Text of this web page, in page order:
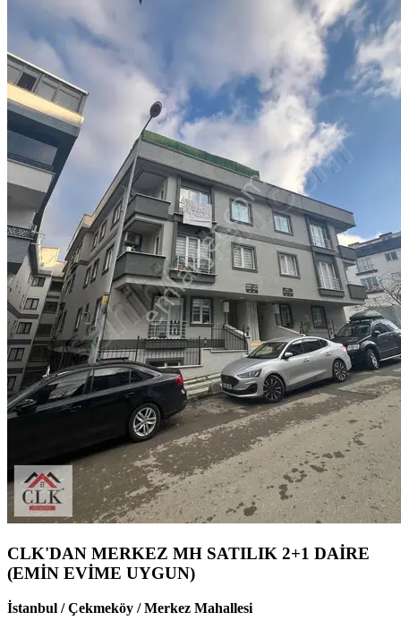
CLK'DAN MERKEZ MH SATILIK 2+1 DAİRE
(EMİN EVİME UYGUN)
İstanbul / Çekmeköy / Merkez Mahallesi